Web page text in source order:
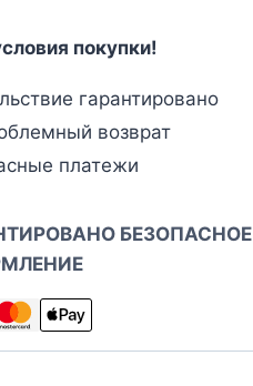
покупки!
гарантировано
возврат
платежи
БЕЗОПАСНОЕ